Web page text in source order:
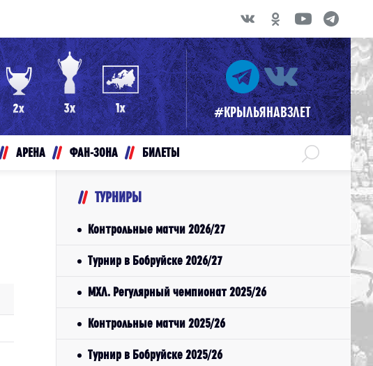
#КРЫЛЬЯНАВЗЛЕТ
АРЕНА ФАН-ЗОНА БИЛЕТЫ
ТУРНИРЫ
Контрольные матчи 2026/27
Турнир в Бобруйске 2026/27
МХЛ. Регулярный чемпионат 2025/26
Контрольные матчи 2025/26
Турнир в Бобруйске 2025/26